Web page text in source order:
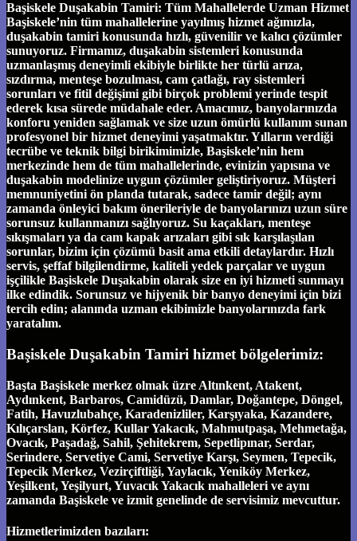
Başiskele Duşakabin Tamiri: Tüm Mahallelerde Uzman Hizmet
Başiskele’nin tüm mahallelerine yayılmış hizmet ağımızla,
duşakabin tamiri konusunda hızlı, güvenilir ve kalıcı çözümler
sunuyoruz. Firmamız, duşakabin sistemleri konusunda
uzmanlaşmış deneyimli ekibiyle birlikte her türlü arıza,
sızdırma, menteşe bozulması, cam çatlağı, ray sistemleri
sorunları ve fitil değişimi gibi birçok problemi yerinde tespit
ederek kısa sürede müdahale eder. Amacımız, banyolarınızda
konforu yeniden sağlamak ve size uzun ömürlü kullanım sunan
profesyonel bir hizmet deneyimi yaşatmaktır. Yılların verdiği
tecrübe ve teknik bilgi birikimimizle, Başiskele’nin hem
merkezinde hem de tüm mahallelerinde, evinizin yapısına ve
duşakabin modelinize uygun çözümler geliştiriyoruz. Müşteri
memnuniyetini ön planda tutarak, sadece tamir değil; aynı
zamanda önleyici bakım önerileriyle de banyolarınızı uzun süre
sorunsuz kullanmanızı sağlıyoruz. Su kaçakları, menteşe
sıkışmaları ya da cam kapak arızaları gibi sık karşılaşılan
sorunlar, bizim için çözümü basit ama etkili detaylardır. Hızlı
servis, şeffaf bilgilendirme, kaliteli yedek parçalar ve uygun
işçilikle Başiskele Duşakabin olarak size en iyi hizmeti sunmayı
ilke edindik. Sorunsuz ve hijyenik bir banyo deneyimi için bizi
tercih edin; alanında uzman ekibimizle banyolarınızda fark
yaratalım.
Başiskele Duşakabin Tamiri hizmet bölgelerimiz:
Başta Başiskele merkez olmak üzre Altınkent, Atakent,
Aydınkent, Barbaros, Camidüzü, Damlar, Doğantepe, Döngel,
Fatih, Havuzlubahçe, Karadenizliler, Karşıyaka, Kazandere,
Kılıçarslan, Körfez, Kullar Yakacık, Mahmutpaşa, Mehmetağa,
Ovacık, Paşadağ, Sahil, Şehitekrem, Sepetlipınar, Serdar,
Serindere, Servetiye Cami, Servetiye Karşı, Seymen, Tepecik,
Tepecik Merkez, Vezirçiftliği, Yaylacık, Yeniköy Merkez,
Yeşilkent, Yeşilyurt, Yuvacık Yakacık mahalleleri ve aynı
zamanda Başiskele ve izmit genelinde de servisimiz mevcuttur.
Hizmetlerimizden bazıları: